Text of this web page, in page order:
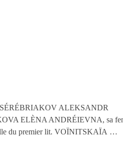
SÉRÉBRIAKOV ALEKSANDR
ELÈNA ANDRÉIEVNA, sa
du premier lit. VOÏNITSKAÏA …